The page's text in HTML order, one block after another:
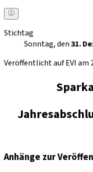
Stichtag
Sonntag, den31.
Veröffentlicht auf EVI am
Anhänge zur